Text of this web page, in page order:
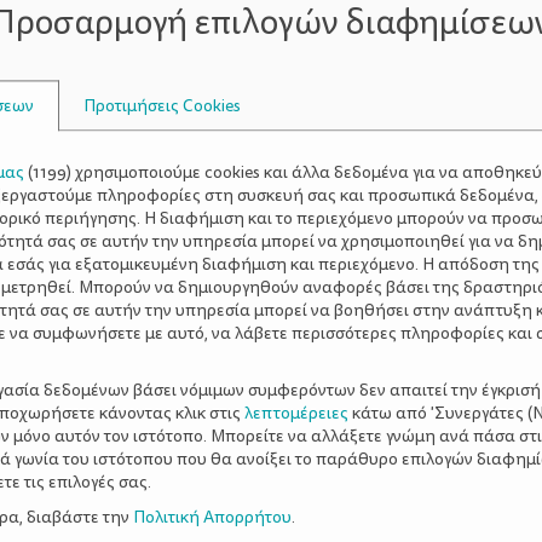
πυροδοτούν, καθώς μπορούν δυνητικά να
κάτι στο οποίο μπορούν να βοηθήσουν οι συστολές
συμπτώματα; Πώς θα τις ξεχωρίσω
οποία μπορούν να ξεχωρίσουν τους δύο τύπους
είτε, ασφαλέστερα, για να ενημερώσετε κατάλληλα
πρέπει ιδιαίτερα να προσέξετε είναι τα εξής:
συσπάσεις Braxton Hicksδεν έχουν σταθερή
έρχονται σετακτάχρονικά μεσοδιαστήματα, με όλο
Braxton Hicks δεν έχουν καθορισμένη διάρκεια
επιλογών
Προτιμήσεις Cookies
(1199) χρησιμοποιούμε cookies και άλλα δεδομένα για να
πληροφορίες στη συσκευή σας και προσωπικά
περιήγησης. Η διαφήμιση και το περιεχόμενο μπορούν να
σας σε αυτήν την υπηρεσία μπορεί να χρησιμοποιηθεί για να
εσάς για εξατομικευμένη διαφήμιση και περιεχόμενο. Η απόδοση
Μπορούν να δημιουργηθούν αναφορές βάσει της
σας σε αυτήν την υπηρεσία μπορεί να βοηθήσει στην ανάπτυξη
να συμφωνήσετε με αυτό, να λάβετε περισσότερες πληροφορίες και
δεδομένων βάσει νόμιμων συμφερόντων δεν απαιτεί την
κάνοντας κλικ στις λεπτομέρειες κάτω από 'Συνεργάτες
μόνο αυτόν τον ιστότοπο. Μπορείτε να αλλάξετε γνώμη ανά πάσα
γωνία του ιστότοπου που θα ανοίξει το παράθυρο επιλογών
τις επιλογές σας.
διαβάστε την Πολιτική Απορρήτου.